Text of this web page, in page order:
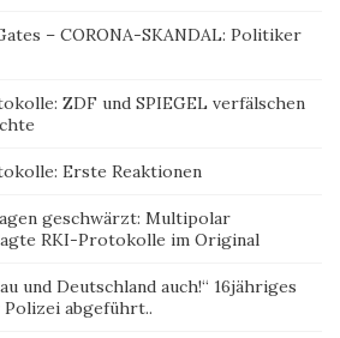
– CORONA-SKANDAL: Politiker
ZDF und SPIEGEL verfälschen
Erste Reaktionen
geschwärzt: Multipolar
RKI-Protokolle im Original
und Deutschland auch!“ 16jähriges
Polizei abgeführt..